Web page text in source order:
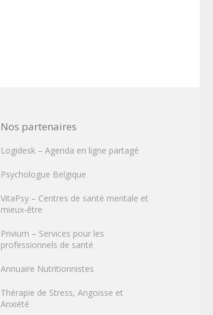
Nos partenaires
Logidesk – Agenda en ligne partagé
Psychologue Belgique
VitaPsy – Centres de santé mentale et
mieux-être
Privium – Services pour les
professionnels de santé
Annuaire Nutritionnistes
Thérapie de Stress, Angoisse et
Anxiété